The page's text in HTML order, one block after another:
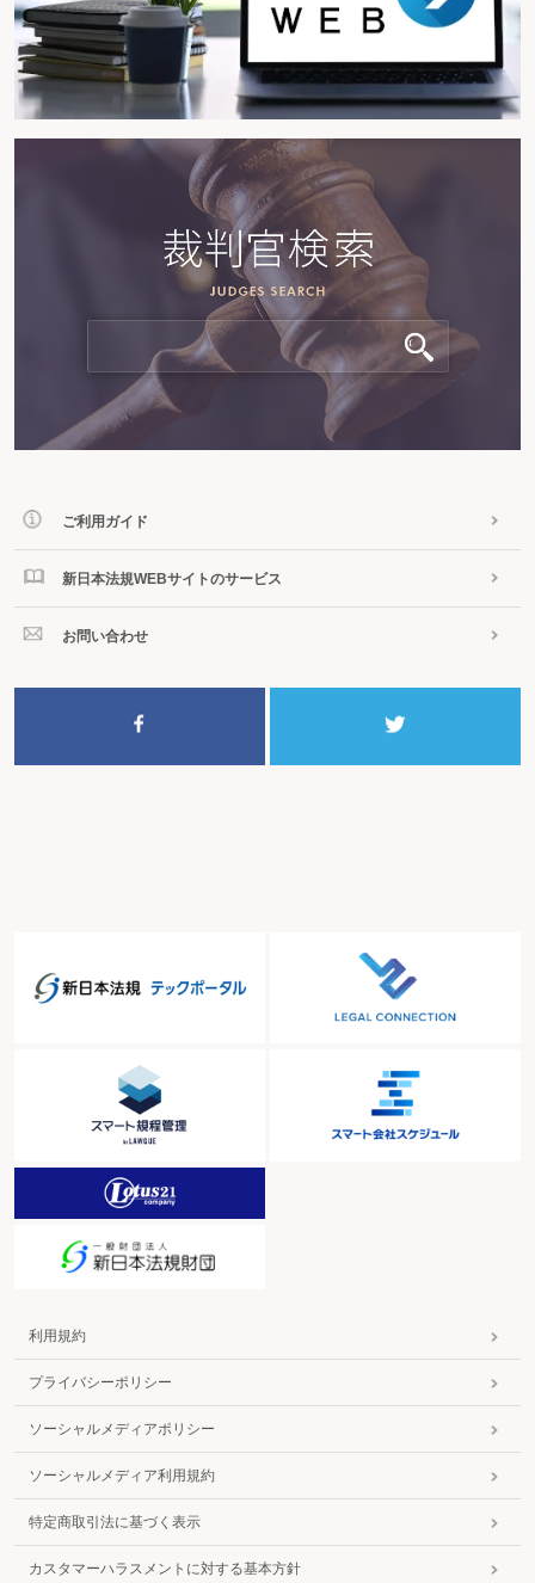
（3）預貯金の調査
（4）債権の調査
第２ 相続財産を評価する
〈フローチャート～相続財産の評価〉
１ 不動産の評価
（1）土地の評価
（2）家屋の評価
（1）普通預金・定期預金等の種類の確認
（3）過去の取引履歴内容の確認
（1）建物更生共済に関する権利の評価
（2）生命保険契約に関する権利の評価
第３ 相続税の特例の適用を検討する
〈フローチャート～特例適用の検討〉
１ 小規模宅地等の減額特例
（1）対象財産および適用要件の確認
（2）対象者の検討
【参考書式２４】 相続税の納税猶予に関する適格者証明書
【参考書式２５】 特例適用農地等の明細書
第４ 相続人の相続税額を試算する
〈フローチャート～相続税の特例適用の検討〉
１ 総額の試算
（2）特例の説明
２ 遺言書に指定されていない財産
（1）指定のない財産の処理
（4）相続人間の合意がない場合
【参考書式２６】 遺産分割協議書
【参考書式２７】 申告期限後３年以内の分割見込書
【参考書式２８】 遺産が未分割であることについてやむを得ない事由がある
３ 相続人の相続税対応－遺言書がある場合の分割協議
（1）納税方法の確認
（2）資金の準備
（1）納税方法の確認
（2）資金の準備
１ 分割協議の開始
（1）財産目録の作成
（2）相続分の説明
２ 相続人の合意
（1）遺産分割協議書の作成
（2）協議不調の場合
（3）弁護士への依頼
（1）相続税対策
ご利用ガイド
新日本法規WEBサイトのサービス
お問い合わせ
利用規約
プライバシーポリシー
ソーシャルメディアポリシー
ソーシャルメディア利用規約
特定商取引法に基づく表示
カスタマーハラスメントに対する基本方針